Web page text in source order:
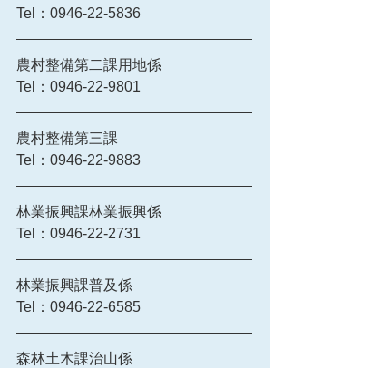
Tel：0946-22-5836
農村整備第二課用地係
Tel：0946-22-9801
農村整備第三課
Tel：0946-22-9883
林業振興課林業振興係
Tel：0946-22-2731
林業振興課普及係
Tel：0946-22-6585
森林土木課治山係